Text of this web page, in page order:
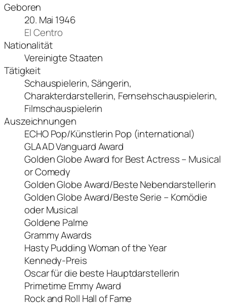
Geboren
20. Mai 1946
El Centro
Nationalität
Vereinigte Staaten
Tätigkeit
Schauspielerin, Sängerin,
Charakterdarstellerin, Fernsehschauspielerin,
Filmschauspielerin
Auszeichnungen
ECHO Pop/Künstlerin Pop (international)
GLAAD Vanguard Award
Golden Globe Award for Best Actress – Musical
or Comedy
Golden Globe Award/Beste Nebendarstellerin
Golden Globe Award/Beste Serie – Komödie
oder Musical
Goldene Palme
Grammy Awards
Hasty Pudding Woman of the Year
Kennedy-Preis
Oscar für die beste Hauptdarstellerin
Primetime Emmy Award
Rock and Roll Hall of Fame